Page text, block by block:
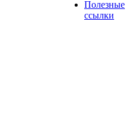
Полезные
ссылки